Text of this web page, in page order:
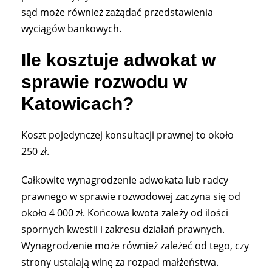
sąd może również zażądać przedstawienia
wyciągów bankowych.
Ile kosztuje adwokat w
sprawie rozwodu w
Katowicach?
Koszt pojedynczej konsultacji prawnej to około
250 zł.
Całkowite wynagrodzenie adwokata lub radcy
prawnego w sprawie rozwodowej zaczyna się od
około 4 000 zł. Końcowa kwota zależy od ilości
spornych kwestii i zakresu działań prawnych.
Wynagrodzenie może również zależeć od tego, czy
strony ustalają winę za rozpad małżeństwa.